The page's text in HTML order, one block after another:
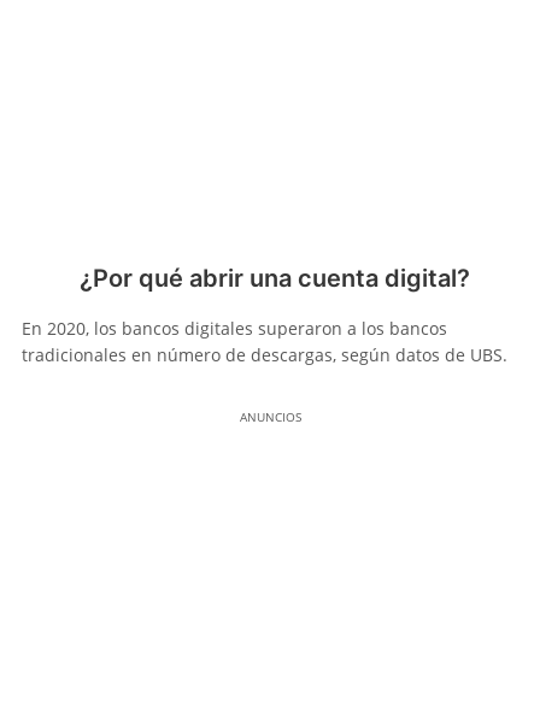
¿Por qué abrir una cuenta digital?
En 2020, los bancos digitales superaron a los bancos
tradicionales en número de descargas, según datos de UBS.
ANUNCIOS